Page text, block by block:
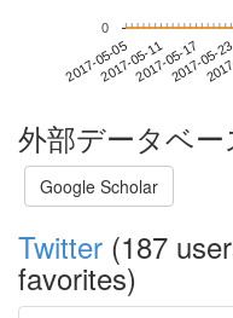
2017-05-052017-05-112017-05-17
2017-05-
0
外部データベ
Google Scholar
Twitter (187
favorites)